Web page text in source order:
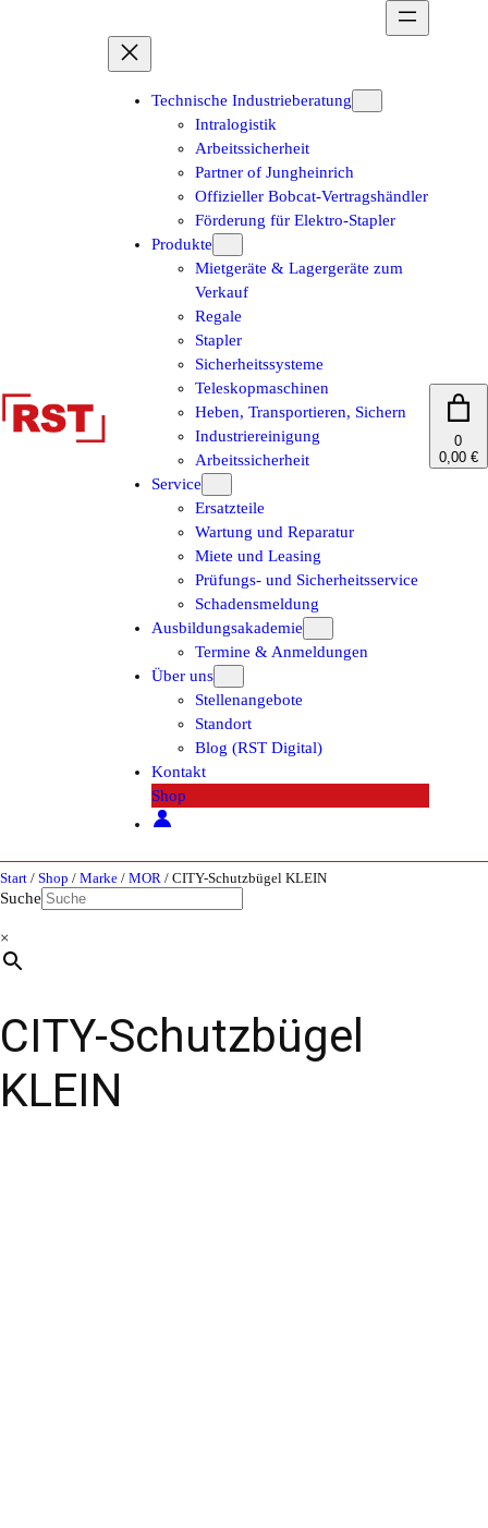
Technische Industrieberatung
Intralogistik
Arbeitssicherheit
Partner of Jungheinrich
Offizieller Bobcat-Vertragshändler
Förderung für Elektro-Stapler
Produkte
Mietgeräte & Lagergeräte zum
Verkauf
Regale
Stapler
Sicherheitssysteme
Teleskopmaschinen
Heben, Transportieren, Sichern
Industriereinigung
Arbeitssicherheit
Service
Ersatzteile
Wartung und Reparatur
Miete und Leasing
Prüfungs- und Sicherheitsservice
Schadensmeldung
Ausbildungsakademie
Termine & Anmeldungen
Über uns
Stellenangebote
Standort
Blog (RST Digital)
Kontakt
Shop
0
0,00 €
Start / Shop / Marke / MOR / CITY-Schutzbügel KLEIN
Suche
×
CITY-Schutzbügel
KLEIN